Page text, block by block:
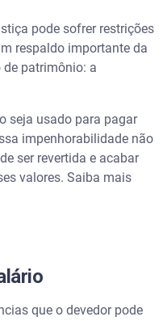
pode sofrer restrições
respaldo importante da
de patrimônio: a
seja usado para pagar
impenhorabilidade não
ser revertida e acabar
valores. Saiba mais
que o devedor pode